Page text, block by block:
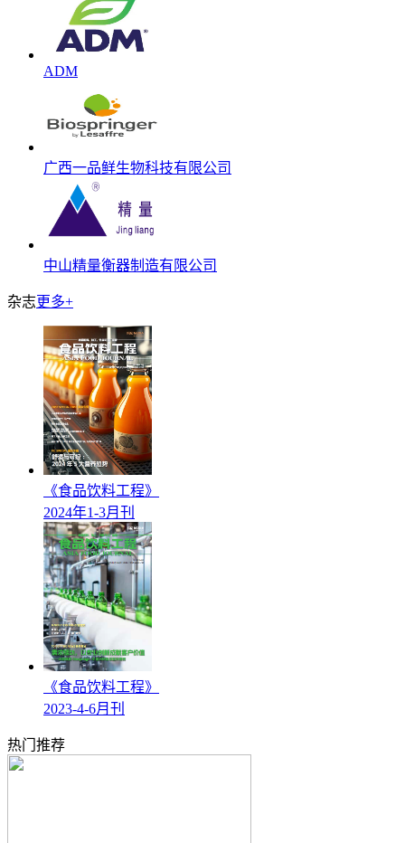
ADM
广西一品鲜生物科技有限公司
中山精量衡器制造有限公司
杂志更多+
《食品饮料工程》
2024年1-3月刊
《食品饮料工程》
2023-4-6月刊
热门推荐